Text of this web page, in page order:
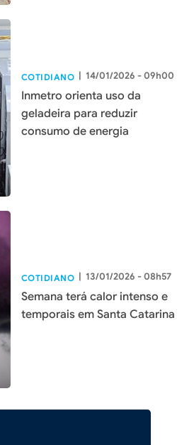
COTIDIANO | 14/01/2026 - 09h00
Inmetro orienta uso da
geladeira para reduzir
consumo de energia
COTIDIANO | 13/01/2026 - 08h57
Semana terá calor intenso e
temporais em Santa Catarina